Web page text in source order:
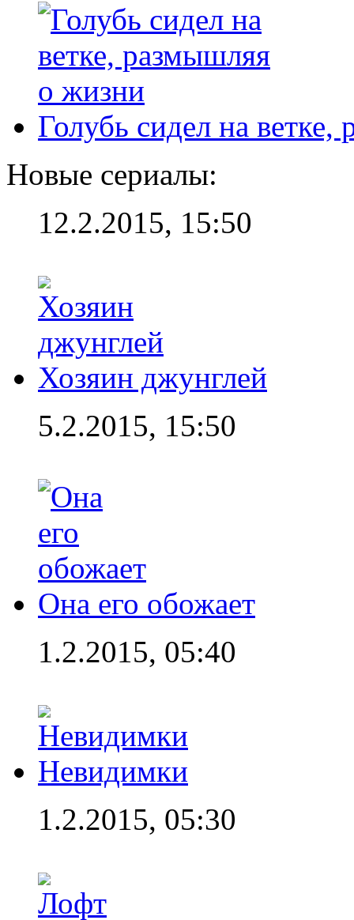
Голубь сидел на
Новые сериалы:
12.2.2015, 15:50
Хозяин джунглей
5.2.2015, 15:50
Она его обожает
1.2.2015, 05:40
Невидимки
1.2.2015, 05:30